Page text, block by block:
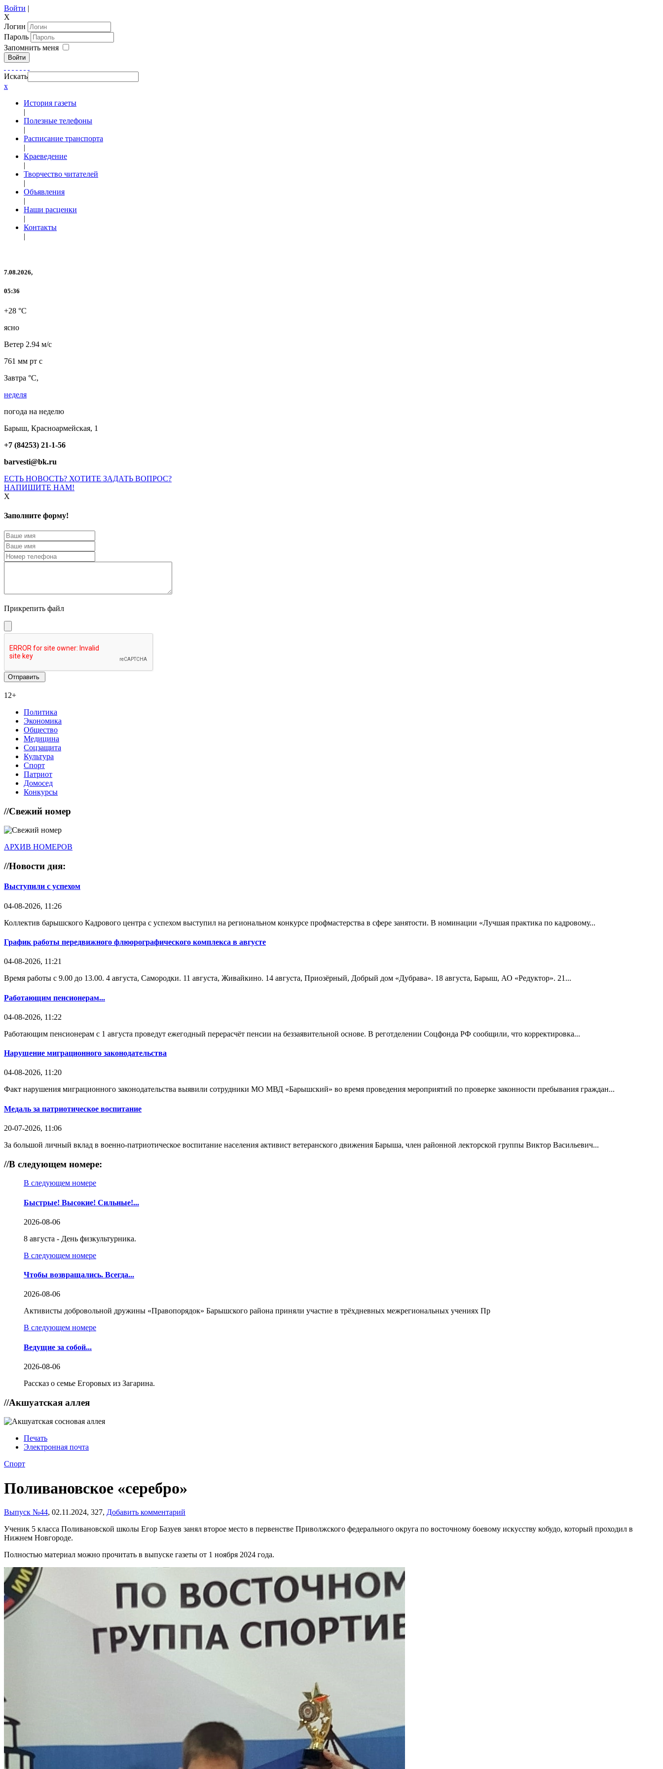
Войти |
X
Логин
Пароль
Запомнить меня
Войти
Искать
x
История газеты
|
Полезные телефоны
|
Расписание транспорта
|
Краеведение
|
Творчество читателей
|
Объявления
|
Наши расценки
|
Контакты
|
7.08.2026,
05:36
+28 °C
ясно
Ветер 2.94 м/с
761 мм рт с
Завтра °C,
неделя
погода на неделю
Барыш, Красноармейская, 1
+7 (84253) 21-1-56
barvesti@bk.ru
ЕСТЬ НОВОСТЬ? ХОТИТЕ ЗАДАТЬ ВОПРОС?
НАПИШИТЕ НАМ!
X
Заполните форму!
Прикрепить файл
12+
Политика
Экономика
Общество
Медицина
Соцзащита
Культура
Спорт
Патриот
Домосед
Конкурсы
//Свежий номер
АРХИВ НОМЕРОВ
//Новости дня:
Выступили с успехом
04-08-2026, 11:26
Коллектив барышского Кадрового центра с успехом выступил на региональном конкурсе профмастерства в сфере занятости. В номинации «Лучшая практика по кадровому...
График работы передвижного флюорографического комплекса в августе
04-08-2026, 11:21
Время работы с 9.00 до 13.00. 4 августа, Самородки. 11 августа, Живайкино. 14 августа, Приозёрный, Добрый дом «Дубрава». 18 августа, Барыш, АО «Редуктор». 21...
Работающим пенсионерам...
04-08-2026, 11:22
Работающим пенсионерам с 1 августа проведут ежегодный перерасчёт пенсии на беззаявительной основе. В реготделении Соцфонда РФ сообщили, что корректировка...
Нарушение миграционного законодательства
04-08-2026, 11:20
Факт нарушения миграционного законодательства выявили сотрудники МО МВД «Барышский» во время проведения мероприятий по проверке законности пребывания граждан...
Медаль за патриотическое воспитание
20-07-2026, 11:06
За большой личный вклад в военно-патриотическое воспитание населения активист ветеранского движения Барыша, член районной лекторской группы Виктор Васильевич...
//В следующем номере:
В следующем номере
Быстрые! Высокие! Сильные!...
2026-08-06
8 августа - День физкультурника.
В следующем номере
Чтобы возвращались. Всегда...
2026-08-06
Активисты добровольной дружины «Правопорядок» Барышского района приняли участие в трёхдневных межрегиональных учениях Пр
В следующем номере
Ведущие за собой...
2026-08-06
Рассказ о семье Егоровых из Загарина.
//Акшуатская аллея
Печать
Электронная почта
Спорт
Поливановское «серебро»
Выпуск №44, 02.11.2024, 327, Добавить комментарий
Ученик 5 класса Поливановской школы Егор Базуев занял второе место в первенстве Приволжского федерального округа по восточному боевому искусству кобудо, который проходил в
Нижнем Новгороде.
Полностью материал можно прочитать в выпуске газеты от 1 ноября 2024 года.